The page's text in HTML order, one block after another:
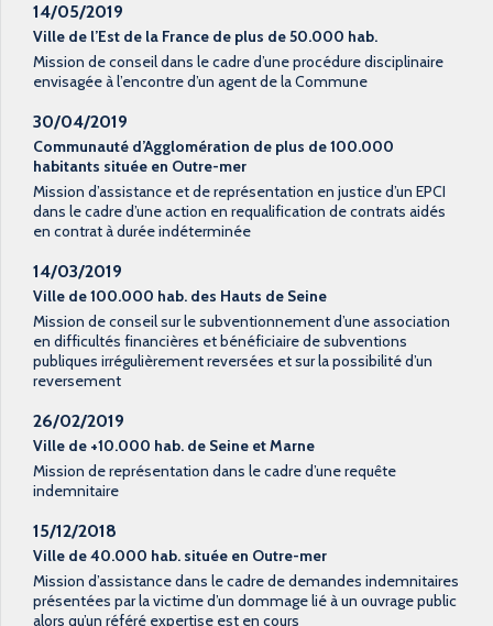
14/05/2019
Ville de l’Est de la France de plus de 50.000 hab.
Mission de conseil dans le cadre d’une procédure disciplinaire
envisagée à l’encontre d’un agent de la Commune
30/04/2019
Communauté d’Agglomération de plus de 100.000
habitants située en Outre-mer
Mission d’assistance et de représentation en justice d’un EPCI
dans le cadre d’une action en requalification de contrats aidés
en contrat à durée indéterminée
14/03/2019
Ville de 100.000 hab. des Hauts de Seine
Mission de conseil sur le subventionnement d’une association
en difficultés financières et bénéficiaire de subventions
publiques irrégulièrement reversées et sur la possibilité d’un
reversement
26/02/2019
Ville de +10.000 hab. de Seine et Marne
Mission de représentation dans le cadre d’une requête
indemnitaire
15/12/2018
Ville de 40.000 hab. située en Outre-mer
Mission d’assistance dans le cadre de demandes indemnitaires
présentées par la victime d’un dommage lié à un ouvrage public
alors qu’un référé expertise est en cours